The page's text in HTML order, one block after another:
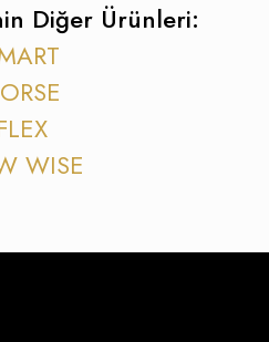
Diğer Ürünleri:
WISE